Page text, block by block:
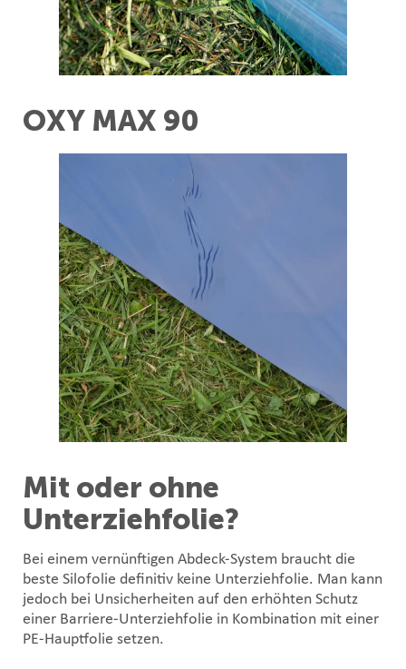
OXY MAX 90
Mit oder ohne
Unterziehfolie?
Bei einem vernünftigen Abdeck-System braucht die
beste Silofolie definitiv keine Unterziehfolie. Man kann
jedoch bei Unsicherheiten auf den erhöhten Schutz
einer Barriere-Unterziehfolie in Kombination mit einer
PE-Hauptfolie setzen.